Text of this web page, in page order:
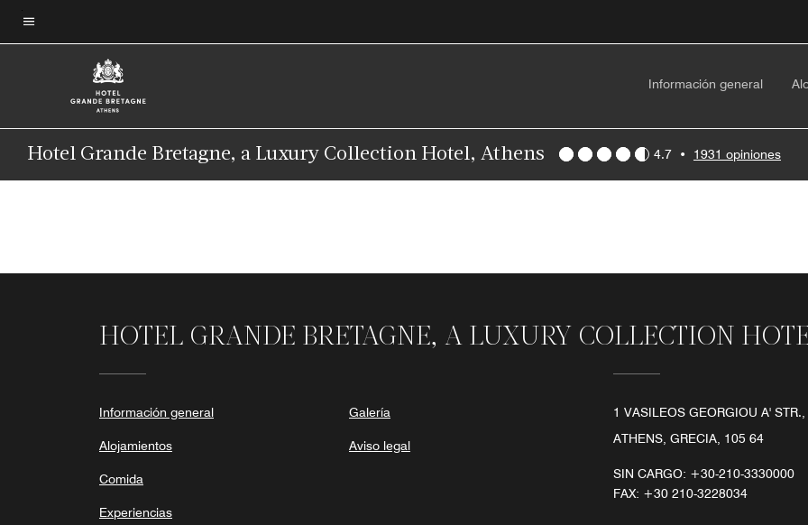
Skip
toTexto del menú
Información general
Hotel Grande Bretagne, a Luxury Collection Hotel, Athens 4.7 • 1931 opiniones
HOTEL GRANDE BRETAGNE, A LUXURY COLLECTION
Información general
Alojamientos
Comida
Experiencias
Galería
Aviso legal
1 VASILEOS GEORGIOU A'
ATHENS, GRECIA, 105 64
SIN CARGO: +30-210-3330000
FAX: +30 210-3228034